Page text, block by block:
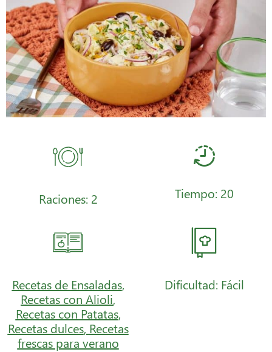
Raciones: 2 Tiempo: 20
Recetas de Ensaladas,
Recetas con Alioli,
Recetas con Patatas,
Recetas dulces, Recetas
frescas para verano
Dificultad: Fácil